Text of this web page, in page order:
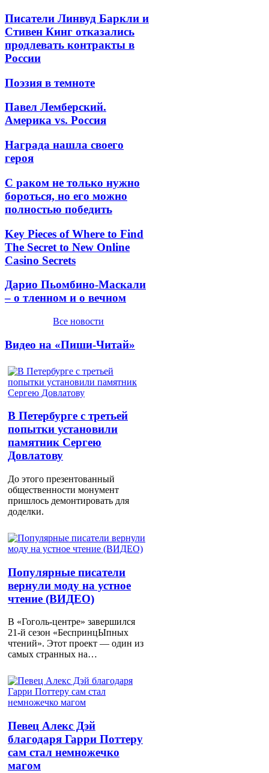
Писатели Линвуд Баркли и
Стивен Кинг отказались
продлевать контракты в
России
Поэзия в темноте
Павел Лемберский.
Америка vs. Россия
Награда нашла своего
героя
С раком не только нужно
бороться, но его можно
полностью победить
Key Pieces of Where to Find
The Secret to New Online
Casino Secrets
Дарио Пьомбино-Маскали
– о тленном и о вечном
Все новости
Видео на «Пиши-Читай»
В Петербурге с третьей
попытки установили
памятник Сергею
Довлатову
До этого презентованный
общественности монумент
пришлось демонтировать для
доделки.
Популярные писатели
вернули моду на устное
чтение (ВИДЕО)
В «Гоголь-центре» завершился
21-й сезон «БеспринцЫпных
чтений». Этот проект — один из
самых странных на…
Певец Алекс Дэй
благодаря Гарри Поттеру
сам стал немножечко
магом